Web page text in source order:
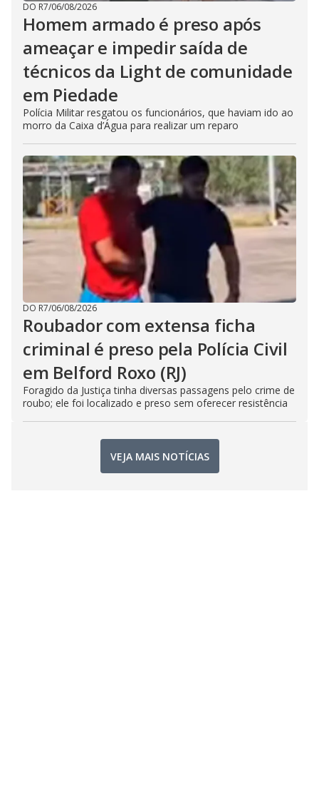
DO R7/06/08/2026
Homem armado é preso após
ameaçar e impedir saída de
técnicos da Light de comunidade
em Piedade
Polícia Militar resgatou os funcionários, que haviam ido ao
morro da Caixa d’Água para realizar um reparo
DO R7/06/08/2026
Roubador com extensa ficha
criminal é preso pela Polícia Civil
em Belford Roxo (RJ)
Foragido da Justiça tinha diversas passagens pelo crime de
roubo; ele foi localizado e preso sem oferecer resistência
VEJA MAIS NOTÍCIAS